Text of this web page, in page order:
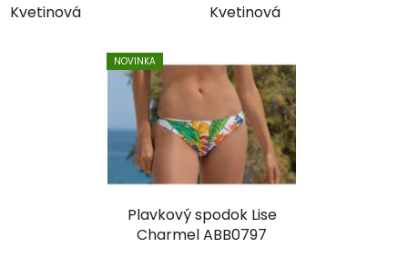
Kvetinová Kvetinová
NOVINKA
Plavkový spodok Lise
Charmel ABB0797